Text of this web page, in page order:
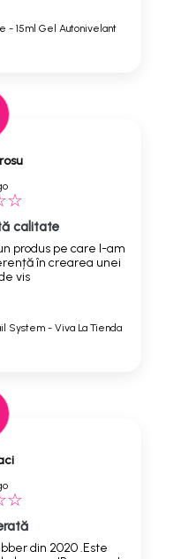
- 15ml Gel Autonivelant
calitate
produs pe care l-am
în crearea unei
vis
System - Viva La Tienda
din 2020 .Este